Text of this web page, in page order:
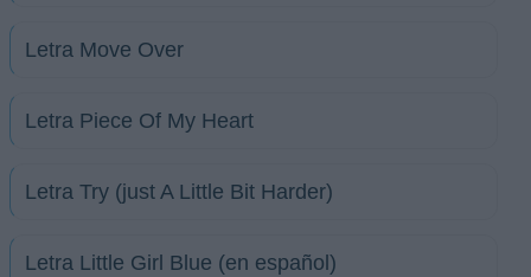
Letra Move Over
Letra Piece Of My Heart
Letra Try (just A Little Bit Harder)
Letra Little Girl Blue (en español)